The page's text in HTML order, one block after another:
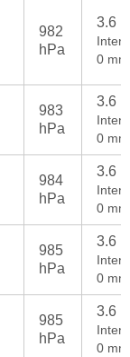
982
hPa
3.6
0
983
hPa
3.6
0
984
hPa
3.6
0
985
hPa
3.6
0
985
hPa
3.6
0